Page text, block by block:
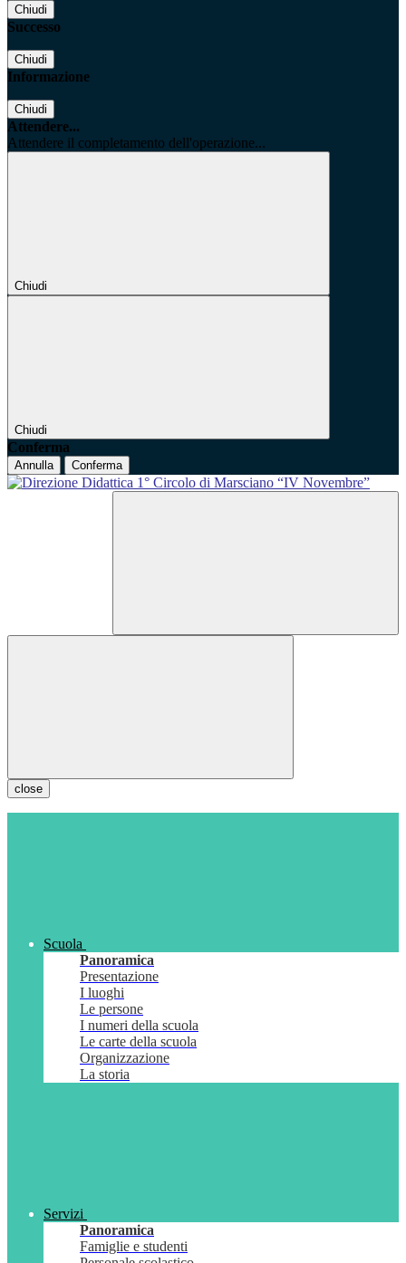
Chiudi
Successo
Chiudi
Informazione
Chiudi
Attendere...
Attendere il completamento dell'operazione...
Chiudi
Chiudi
Conferma
Annulla Conferma
close
Scuola
Panoramica
Presentazione
I luoghi
Le persone
I numeri della scuola
Le carte della scuola
Organizzazione
La storia
Servizi
Panoramica
Famiglie e studenti